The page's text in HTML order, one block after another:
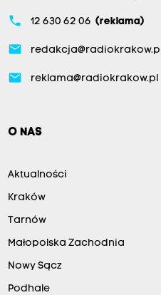
phone 12 630 62 06 (reklama)
email redakcja@radiokrakow.pl
email reklama@radiokrakow.pl
O NAS
Aktualności
Kraków
Tarnów
Małopolska Zachodnia
Nowy Sącz
Podhale